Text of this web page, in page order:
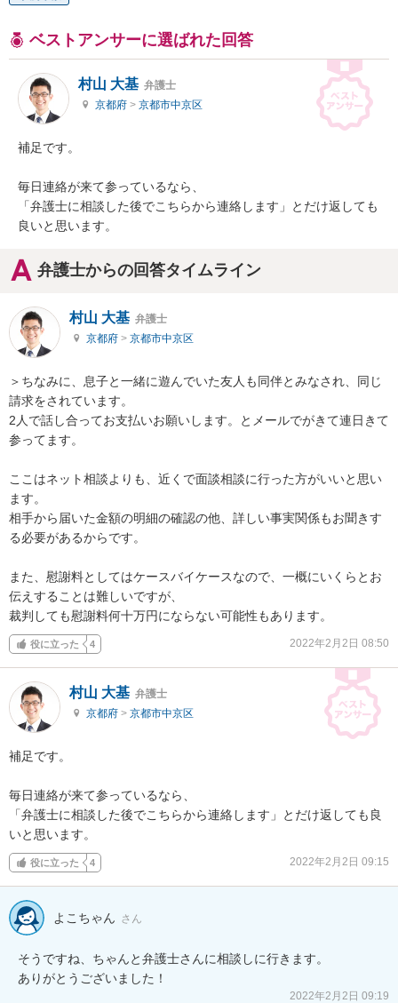
ベストアンサーに選ばれた回答
村山 大基 弁護士
京都府 > 京都市中京区
補足です。
毎日連絡が来て参っているなら、
「弁護士に相談した後でこちらから連絡します」とだけ返しても
良いと思います。
弁護士からの回答タイムライン
村山 大基 弁護士
京都府 > 京都市中京区
＞ちなみに、息子と一緒に遊んでいた友人も同伴とみなされ、同じ
請求をされています。
2人で話し合ってお支払いお願いします。とメールでがきて連日きて
参ってます。
ここはネット相談よりも、近くで面談相談に行った方がいいと思い
ます。
相手から届いた金額の明細の確認の他、詳しい事実関係もお聞きす
る必要があるからです。
また、慰謝料としてはケースバイケースなので、一概にいくらとお
伝えすることは難しいですが、
裁判しても慰謝料何十万円にならない可能性もあります。
役に立った 4 2022年2月2日 08:50
村山 大基 弁護士
京都府 > 京都市中京区
補足です。
毎日連絡が来て参っているなら、
「弁護士に相談した後でこちらから連絡します」とだけ返しても良
いと思います。
役に立った 4 2022年2月2日 09:15
よこちゃん さん
そうですね、ちゃんと弁護士さんに相談しに行きます。
ありがとうございました！
2022年2月2日 09:19